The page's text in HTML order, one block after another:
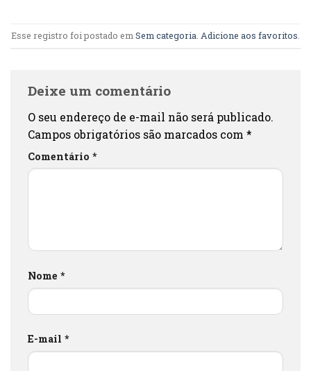
Esse registro foi postado emSem categoria. Adicione aos favoritos.
Deixe um comentário
O seu endereço de e-mail não será publicado.
Campos obrigatórios são marcados com *
Comentário *
Nome *
E-mail *